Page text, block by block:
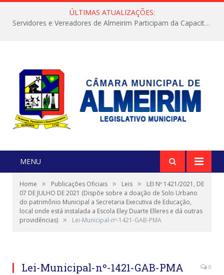
ÚLTIMAS ATUALIZAÇÕES:
Servidores e Vereadores de Almeirim Participam da Capacitação “Orientar é a Nossa Missão”
MENU
Home » Publicações Oficiais » Leis »
LEI Nº 1421/2021, DE
07 DE JULHO DE 2021 (Dispõe sobre a doação de Solo Urbano
do patrimônio Municipal a Secretaria Executiva de Educação,
local onde está instalada a Escola Eley Duarte Elleres e dá outras
providências) » Lei-Municipal-nº-1421-GAB-PMA
Lei-Municipal-nº-1421-GAB-PMA 0